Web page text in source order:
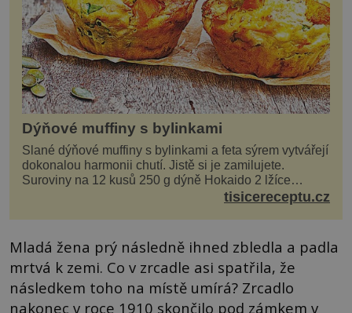
Dýňové muffiny s bylinkami
Slané dýňové muffiny s bylinkami a feta sýrem vytvářejí
dokonalou harmonii chutí. Jistě si je zamilujete.
Suroviny na 12 kusů 250 g dýně Hokaido 2 lžíce
olivového oleje sůl, pepř hrst nasekaných špen...
tisicereceptu.cz
Mladá žena prý následně ihned zbledla a padla
mrtvá k zemi. Co v zrcadle asi spatřila, že
následkem toho na místě umírá? Zrcadlo
nakonec v roce 1910 skončilo pod zámkem v